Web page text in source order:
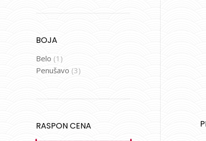
BOJA
Belo (1)
Penušavo (3)
RASPON CENA